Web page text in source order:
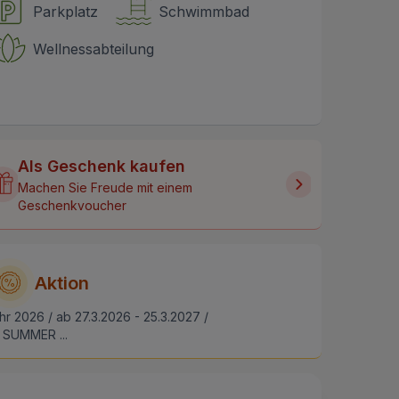
Parkplatz Schwimmbad
Wellnessabteilung
Als Geschenk kaufen
Machen Sie Freude mit einem
Geschenkvoucher
Aktion
2026 / ab 27.3.2026 - 25.3.2027 /
...